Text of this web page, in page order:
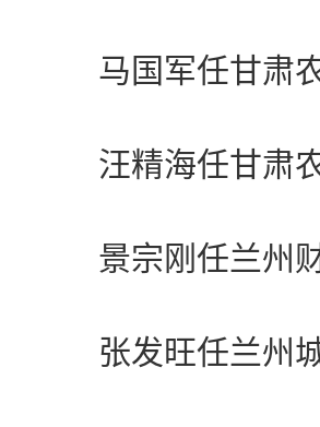
马国军任甘肃农
汪精海任甘肃农
景宗刚任兰州财
张发旺任兰州城